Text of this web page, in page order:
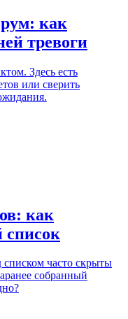
как
тревоги
Здесь есть
или сверить
как
список
часто скрыты
собранный